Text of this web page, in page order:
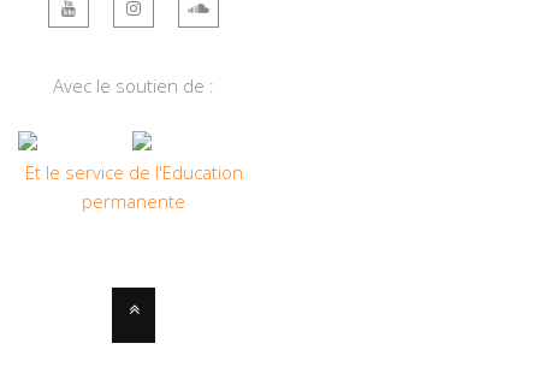
Avec le soutien de :
Et le service de l'Education
permanente